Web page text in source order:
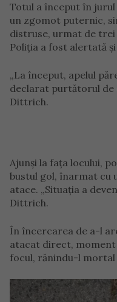
Totul a început în jurul
un zgomot puternic,
distruse, urmat de
Poliția a fost alertată
„La început, apelul
declarat purtătorul de
Dittrich.
Ajunși la fața locului,
bustul gol, înarmat cu
atace. „Situația a
Dittrich.
În încercarea de a-l
atacat direct, moment
focul, rănindu-l mortal